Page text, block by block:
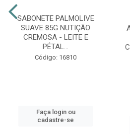
SABONETE PALMOLIVE
SUAVE 85G NUTIÇÃO
CREMOSA - LEITE E
PÉTAL...
Código: 16810
Faça login ou
cadastre-se